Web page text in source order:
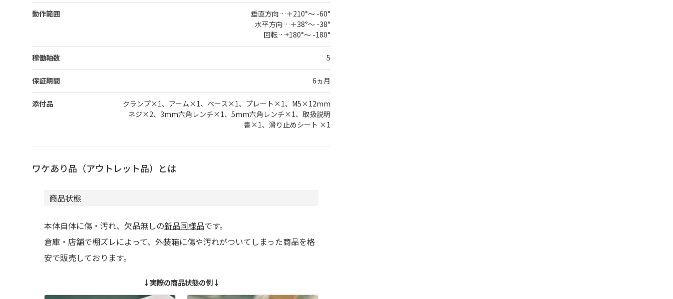
動作範囲
垂直方向…＋210°～ -60°
水平方向…＋38°～ -38°
回転…+180°～ -180°
稼働軸数 5
保証期間 6ヵ月
添付品
クランプ×1、アーム×1、ベース×1、プレート×1、M5×12mm
ネジ×2、3mm六角レンチ×1、5mm六角レンチ×1、取扱説明
書×1、滑り止めシート ×1
ワケあり品（アウトレット品）とは
商品状態
本体自体に傷・汚れ、欠品無しの新品同様品です。
倉庫・店舗で棚ズレによって、外装箱に傷や汚れがついてしまった商品を格
安で販売しております。
↓実際の商品状態の例↓